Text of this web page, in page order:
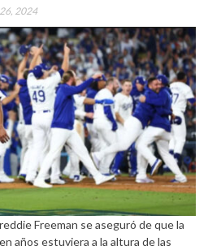
2024
Freeman se aseguró de que la
años estuviera a la altura de las